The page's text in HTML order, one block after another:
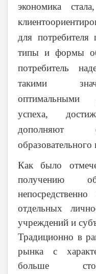
экономика
для
типы и формы
потребитель
такими
оптимальными
успеха,
дополняют
образовательного
Как было
получению
отдельных
учреждений и
Традиционно в
рынка с
больше